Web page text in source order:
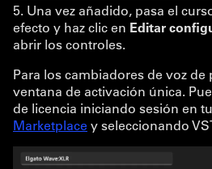
5. Una vez añadido, pasa el
efecto y haz clic en Editar
abrir los controles.
Para los cambiadores de voz de
ventana de activación única.
de licencia iniciando sesión en tu
Marketplace y seleccionando